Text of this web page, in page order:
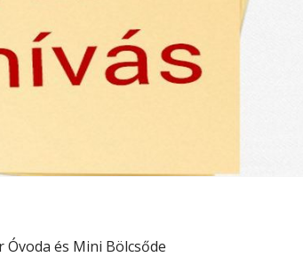
Óvoda és Mini Bölcsőde